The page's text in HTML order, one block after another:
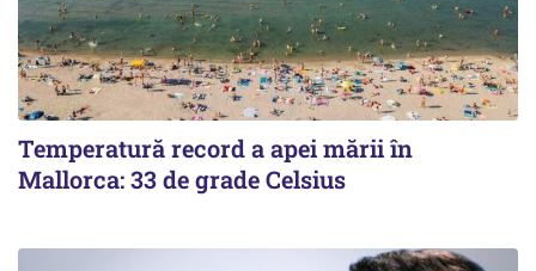
Temperatură record a apei mării în
Mallorca: 33 de grade Celsius